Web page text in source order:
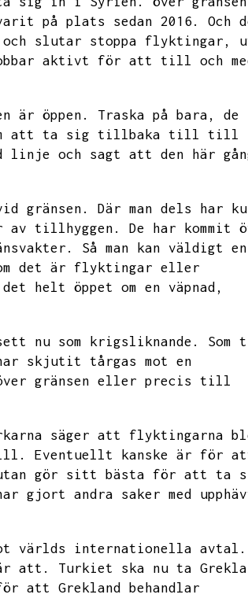
på plats sedan 2016.
Och
slutar stoppa flyktingar,
aktivt för att till och
är öppen. Traska på bara,
de
att ta sig tillbaka till till
linje och sagt att den här
gränsen.
Där man dels har
av tillhyggen.
De har kommit
Så man kan väldigt
det är flyktingar eller
helt öppet om en väpnad,
nu som krigsliknande.
skjutit tårgas mot en
gränsen eller precis till
säger att flyktingarna
Eventuellt kanske är för
gör sitt bästa för att ta
gjort andra saker med
världs internationella avtal.
att.
Turkiet ska nu ta
att Grekland behandlar